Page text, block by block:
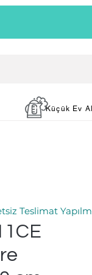
Küçük Ev
Teslimat